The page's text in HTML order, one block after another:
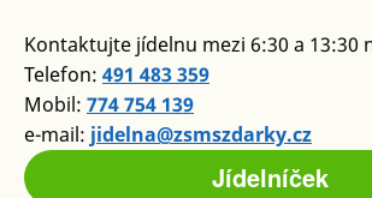
Jídelníček
Kontaktujte jídelnu mezi 6:30 a 13:30
Telefon: 491 483 359
Mobil: 774 754 139
e-mail: jidelna@zsmszdarky.cz